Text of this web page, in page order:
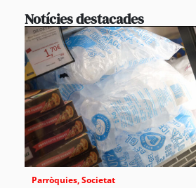
Notícies destacades
Parròquies,Societat